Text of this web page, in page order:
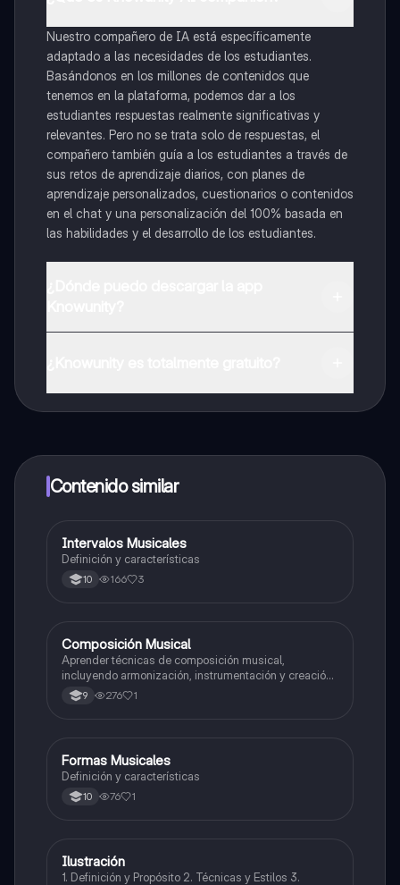
Nuestro compañero de IA está específicamente
adaptado a las necesidades de los estudiantes.
Basándonos en los millones de contenidos que
tenemos en la plataforma, podemos dar a los
estudiantes respuestas realmente significativas y
relevantes. Pero no se trata solo de respuestas, el
compañero también guía a los estudiantes a través de
sus retos de aprendizaje diarios, con planes de
aprendizaje personalizados, cuestionarios o contenidos
en el chat y una personalización del 100% basada en
las habilidades y el desarrollo de los estudiantes.
a determinadas funciones.
Contenido similar
Música
Intervalos Musicales
Definición y características
10 166 3
Artes
Composición Musical
Aprender técnicas de composición musical,
incluyendo armonización, instrumentación y creación
de melodías y arreglos.
9 276 1
Música
Formas Musicales
Definición y características
10 76 1
Artes
Ilustración
1. Definición y Propósito 2. Técnicas y Estilos 3.